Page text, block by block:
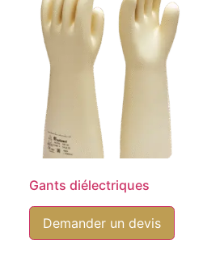
Gants diélectriques
Demander un devis